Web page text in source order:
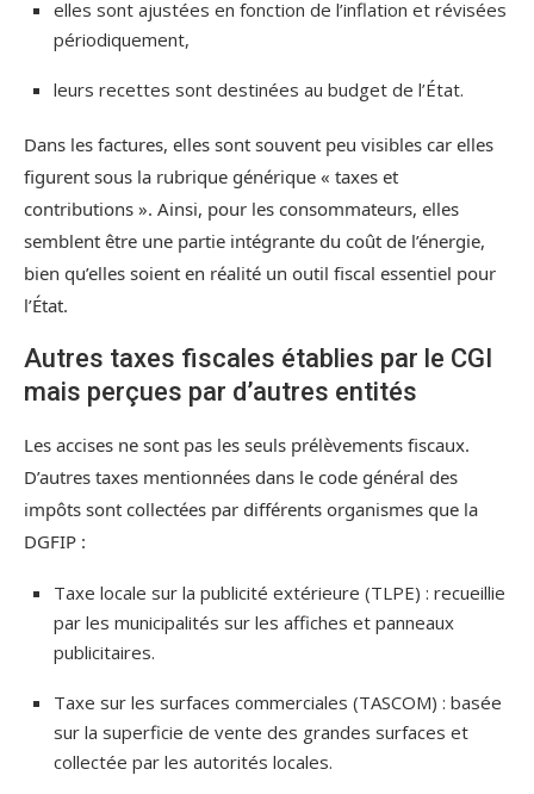
elles sont ajustées en fonction de l’inflation et révisées
périodiquement,
leurs recettes sont destinées au budget de l’État.
Dans les factures, elles sont souvent peu visibles car elles
figurent sous la rubrique générique « taxes et
contributions ». Ainsi, pour les consommateurs, elles
semblent être une partie intégrante du coût de l’énergie,
bien qu’elles soient en réalité un outil fiscal essentiel pour
l’État.
Autres taxes fiscales établies par le CGI
mais perçues par d’autres entités
Les accises ne sont pas les seuls prélèvements fiscaux.
D’autres taxes mentionnées dans le code général des
impôts sont collectées par différents organismes que la
DGFIP :
Taxe locale sur la publicité extérieure (TLPE) : recueillie
par les municipalités sur les affiches et panneaux
publicitaires.
Taxe sur les surfaces commerciales (TASCOM) : basée
sur la superficie de vente des grandes surfaces et
collectée par les autorités locales.